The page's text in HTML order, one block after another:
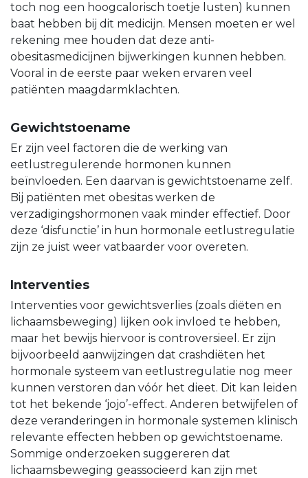
toch nog een hoogcalorisch toetje lusten) kunnen
baat hebben bij dit medicijn. Mensen moeten er wel
rekening mee houden dat deze anti-
obesitasmedicijnen bijwerkingen kunnen hebben.
Vooral in de eerste paar weken ervaren veel
patiënten maagdarmklachten.
Gewichtstoename
Er zijn veel factoren die de werking van
eetlustregulerende hormonen kunnen
beïnvloeden. Een daarvan is gewichtstoename zelf.
Bij patiënten met obesitas werken de
verzadigingshormonen vaak minder effectief. Door
deze ‘disfunctie’ in hun hormonale eetlustregulatie
zijn ze juist weer vatbaarder voor overeten.
Interventies
Interventies voor gewichtsverlies (zoals diëten en
lichaamsbeweging) lijken ook invloed te hebben,
maar het bewijs hiervoor is controversieel. Er zijn
bijvoorbeeld aanwijzingen dat crashdiëten het
hormonale systeem van eetlustregulatie nog meer
kunnen verstoren dan vóór het dieet. Dit kan leiden
tot het bekende ‘jojo’-effect. Anderen betwijfelen of
deze veranderingen in hormonale systemen klinisch
relevante effecten hebben op gewichtstoename.
Sommige onderzoeken suggereren dat
lichaamsbeweging geassocieerd kan zijn met